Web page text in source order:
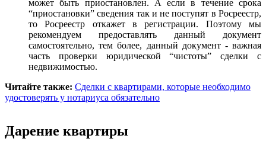
может быть приостановлен. А если в течение срока
“приостановки” сведения так и не поступят в Росреестр,
то Росреестр откажет в регистрации. Поэтому мы
рекомендуем предоставлять данный документ
самостоятельно, тем более, данный документ - важная
часть проверки юридической “чистоты” сделки с
недвижимостью.
Читайте также: Сделки с квартирами, которые необходимо
удостоверять у нотариуса обязательно
Дарение квартиры